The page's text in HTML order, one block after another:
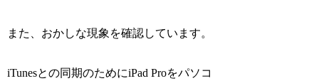
また、おかしな現象を確認しています。
iTunesとの同期のためにiPad Proをパソコ